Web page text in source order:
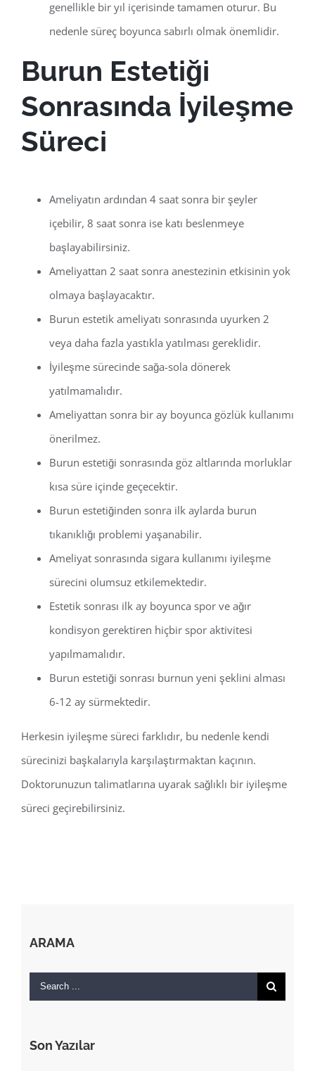
genellikle bir yıl içerisinde tamamen oturur. Bu
nedenle süreç boyunca sabırlı olmak önemlidir.
Burun Estetiği
Sonrasında İyileşme
Süreci
Ameliyatın ardından 4 saat sonra bir şeyler
içebilir, 8 saat sonra ise katı beslenmeye
başlayabilirsiniz.
Ameliyattan 2 saat sonra anestezinin etkisinin yok
olmaya başlayacaktır.
Burun estetik ameliyatı sonrasında uyurken 2
veya daha fazla yastıkla yatılması gereklidir.
İyileşme sürecinde sağa-sola dönerek
yatılmamalıdır.
Ameliyattan sonra bir ay boyunca gözlük kullanımı
önerilmez.
Burun estetiği sonrasında göz altlarında morluklar
kısa süre içinde geçecektir.
Burun estetiğinden sonra ilk aylarda burun
tıkanıklığı problemi yaşanabilir.
Ameliyat sonrasında sigara kullanımı iyileşme
sürecini olumsuz etkilemektedir.
Estetik sonrası ilk ay boyunca spor ve ağır
kondisyon gerektiren hiçbir spor aktivitesi
yapılmamalıdır.
Burun estetiği sonrası burnun yeni şeklini alması
6-12 ay sürmektedir.
Herkesin iyileşme süreci farklıdır, bu nedenle kendi
sürecinizi başkalarıyla karşılaştırmaktan kaçının.
Doktorunuzun talimatlarına uyarak sağlıklı bir iyileşme
süreci geçirebilirsiniz.
ARAMA
Search
Son Yazılar